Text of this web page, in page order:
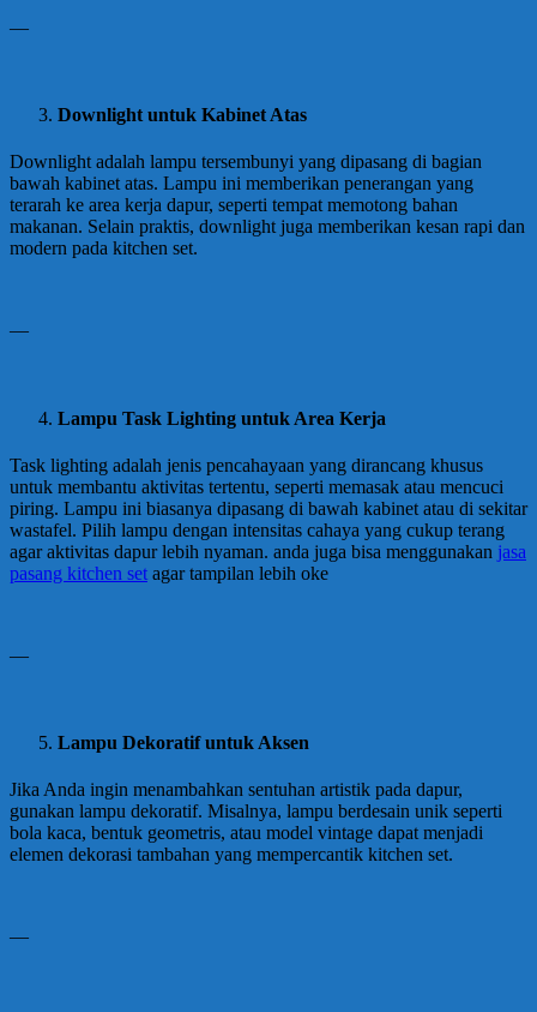
—
Downlight untuk Kabinet Atas
Downlight adalah lampu tersembunyi yang dipasang di bagian
bawah kabinet atas. Lampu ini memberikan penerangan yang
terarah ke area kerja dapur, seperti tempat memotong bahan
makanan. Selain praktis, downlight juga memberikan kesan rapi dan
modern pada kitchen set.
—
Lampu Task Lighting untuk Area Kerja
Task lighting adalah jenis pencahayaan yang dirancang khusus
untuk membantu aktivitas tertentu, seperti memasak atau mencuci
piring. Lampu ini biasanya dipasang di bawah kabinet atau di sekitar
wastafel. Pilih lampu dengan intensitas cahaya yang cukup terang
agar aktivitas dapur lebih nyaman. anda juga bisa menggunakan jasa
pasang kitchen set agar tampilan lebih oke
—
Lampu Dekoratif untuk Aksen
Jika Anda ingin menambahkan sentuhan artistik pada dapur,
gunakan lampu dekoratif. Misalnya, lampu berdesain unik seperti
bola kaca, bentuk geometris, atau model vintage dapat menjadi
elemen dekorasi tambahan yang mempercantik kitchen set.
—